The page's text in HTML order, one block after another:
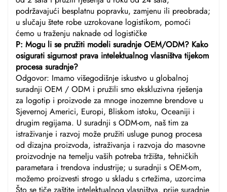
podržavajući besplatnu popravku, zamjenu ili preobrada;
u slučaju štete robe uzrokovane logistikom, pomoći
ćemo u traženju naknade od logističke
P: Mogu li se pružiti modeli suradnje OEM/ODM? Kako
osigurati sigurnost prava intelektualnog vlasništva tijekom
procesa suradnje?
Odgovor: Imamo višegodišnje iskustvo u globalnoj
suradnji OEM / ODM i pružili smo ekskluzivna rješenja
za logotip i proizvode za mnoge inozemne brendove u
Sjevernoj Americi, Europi, Bliskom istoku, Oceaniji i
drugim regijama. U suradnji s ODM-om, naš tim za
istraživanje i razvoj može pružiti usluge punog procesa
od dizajna proizvoda, istraživanja i razvoja do masovne
proizvodnje na temelju vaših potreba tržišta, tehničkih
parametara i trendova industrije; u suradnji s OEM-om,
možemo proizvesti strogo u skladu s crtežima, uzorcima
Što se tiče zaštite intelektualnog vlasništva, prije suradnje